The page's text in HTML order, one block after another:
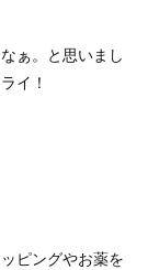
ぁ。と思いまし
イ！
ピングやお薬を